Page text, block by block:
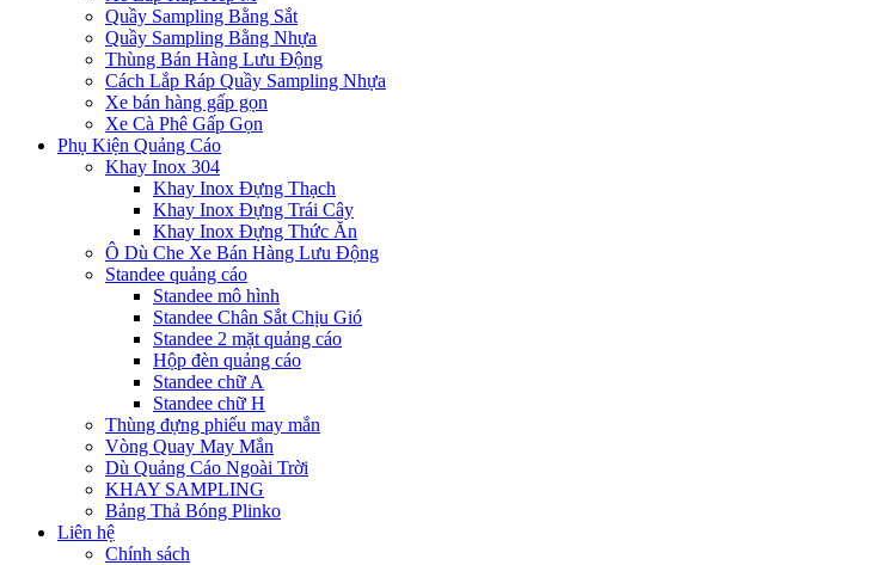
Quầy Sampling Bằng Sắt
Quầy Sampling Bằng Nhựa
Thùng Bán Hàng Lưu Động
Cách Lắp Ráp Quầy Sampling Nhựa
Xe bán hàng gấp gọn
Xe Cà Phê Gấp Gọn
Phụ Kiện Quảng Cáo
Khay Inox 304
Khay Inox Đựng Thạch
Khay Inox Đựng Trái Cây
Khay Inox Đựng Thức Ăn
Ô Dù Che Xe Bán Hàng Lưu Động
Standee quảng cáo
Standee mô hình
Standee Chân Sắt Chịu Gió
Standee 2 mặt quảng cáo
Hộp đèn quảng cáo
Standee chữ A
Standee chữ H
Thùng đựng phiếu may mắn
Vòng Quay May Mắn
Dù Quảng Cáo Ngoài Trời
KHAY SAMPLING
Bảng Thả Bóng Plinko
Liên hệ
Chính sách